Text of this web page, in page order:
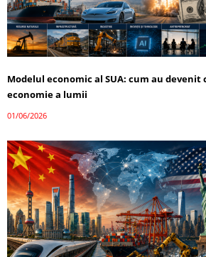
Modelul economic al SUA: cum au devenit
economie a lumii
01/06/2026